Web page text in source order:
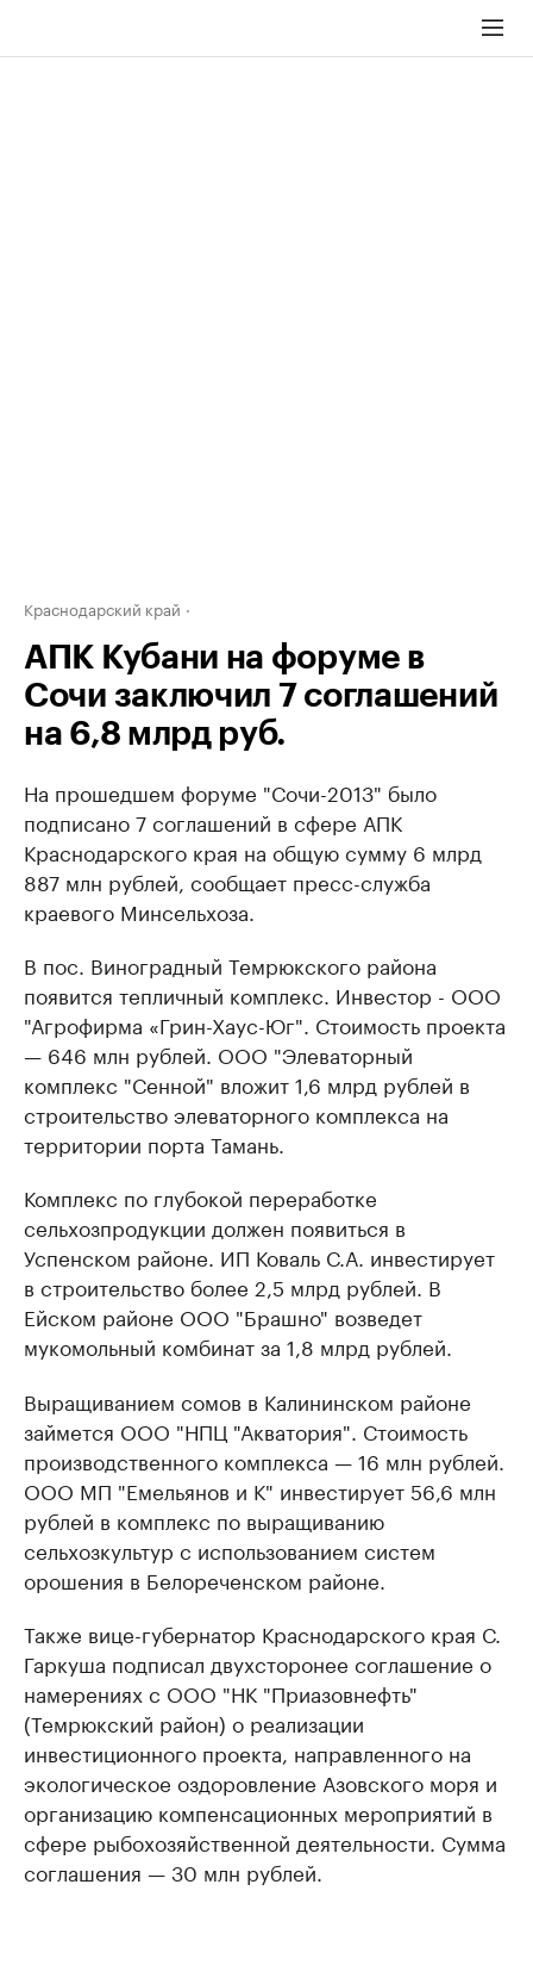
Краснодарский край
АПК Кубани на форуме в
Сочи заключил 7 соглашений
на 6,8 млрд руб.
На прошедшем форуме "Сочи-2013" было
подписано 7 соглашений в сфере АПК
Краснодарского края на общую сумму 6 млрд
887 млн рублей, сообщает пресс-служба
краевого Минсельхоза.
В пос. Виноградный Темрюкского района
появится тепличный комплекс. Инвестор - ООО
"Агрофирма «Грин-Хаус-Юг". Стоимость проекта
— 646 млн рублей. ООО "Элеваторный
комплекс "Сенной" вложит 1,6 млрд рублей в
строительство элеваторного комплекса на
территории порта Тамань.
Комплекс по глубокой переработке
сельхозпродукции должен появиться в
Успенском районе. ИП Коваль С.А. инвестирует
в строительство более 2,5 млрд рублей. В
Ейском районе ООО "Брашно" возведет
мукомольный комбинат за 1,8 млрд рублей.
Выращиванием сомов в Калининском районе
займется ООО "НПЦ "Акватория". Стоимость
производственного комплекса — 16 млн рублей.
ООО МП "Емельянов и К" инвестирует 56,6 млн
рублей в комплекс по выращиванию
сельхозкультур с использованием систем
орошения в Белореченском районе.
Также вице-губернатор Краснодарского края С.
Гаркуша подписал двухсторонее соглашение о
намерениях с ООО "НК "Приазовнефть"
(Темрюкский район) о реализации
инвестиционного проекта, направленного на
экологическое оздоровление Азовского моря и
организацию компенсационных мероприятий в
сфере рыбохозяйственной деятельности. Сумма
соглашения — 30 млн рублей.